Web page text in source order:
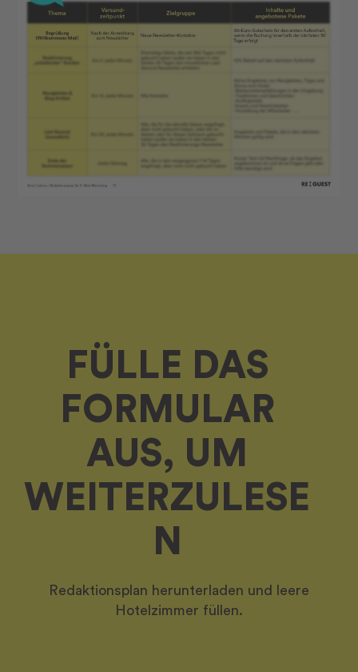
FÜLLE DAS
FORMULAR
AUS, UM
WEITERZULESE
N
Redaktionsplan herunterladen und leere
Hotelzimmer füllen.